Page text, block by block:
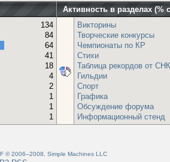
Активность в разделах (%
134
84
64
41
18
4
2
1
1
1
Викторины
Творческие конкурсы
Чемпионаты по КР
Стихи
Таблица рекордов от СНК
Гильдии
Спорт
Графика
Обсуждение форума
Информационный стенд
© 2006–2008, Simple Machines LLC